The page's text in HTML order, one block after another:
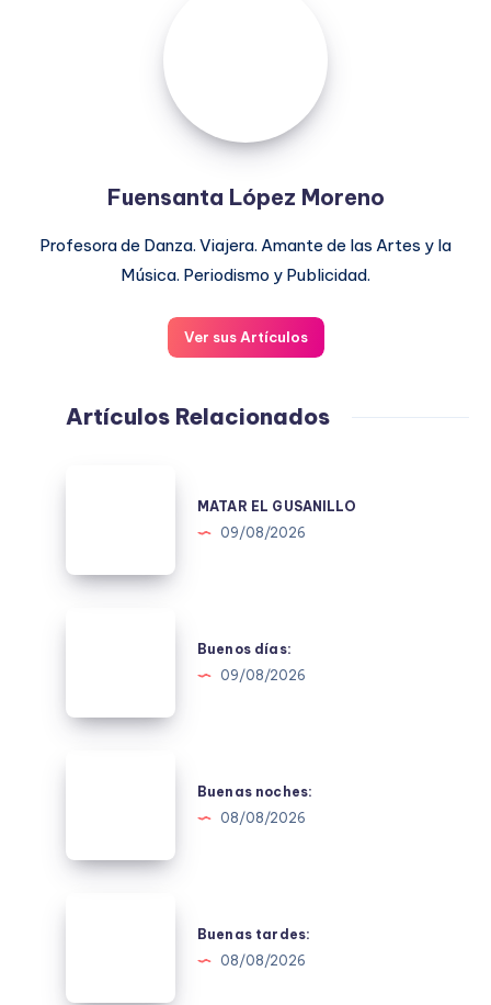
Fuensanta López Moreno
Profesora de Danza. Viajera. Amante de las Artes y la
Música. Periodismo y Publicidad.
Ver sus Artículos
Artículos Relacionados
MATAR EL GUSANILLO
09/08/2026
Buenos días:
09/08/2026
Buenas noches:
08/08/2026
Buenas tardes:
08/08/2026